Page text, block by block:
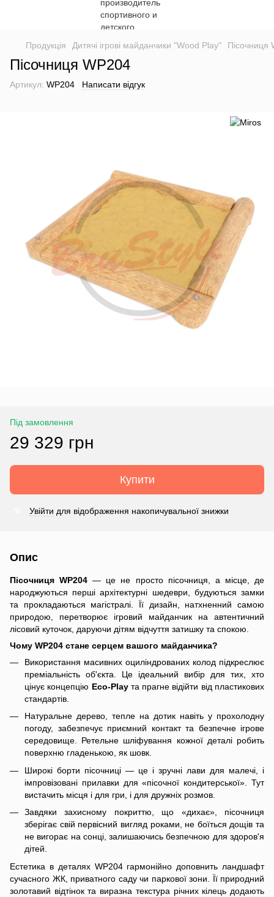
Продукція Дитячі ігрові майданчики "Wood Play" Пісочниця
Пісочниця WP204
Артикул: WP204 Написати відгук
Під замовлення
29 329 грн
Купити
Увійти для відображення накопичувальної знижки
Опис
Пісочниця WP204 — це не просто пісочниця, а місце, де
народжуються перші архітектурні шедеври, будуються замки
та прокладаються магістралі. Її дизайн, натхненний самою
природою, перетворює ігровий майданчик на автентичний
лісовий куточок, даруючи дітям відчуття затишку та спокою.
Чому WP204 стане серцем вашого майданчика?
Використання масивних оциліндрованих колод підкреслює
преміальність об'єкта. Це ідеальний вибір для тих, хто
цінує концепцію Eco-Playта прагне відійти від пластикових
стандартів.
Натуральне дерево, тепле на дотик навіть у прохолодну
погоду, забезпечує приємний контакт та безпечне ігрове
середовище. Ретельне шліфування кожної деталі робить
поверхню гладенькою, як шовк.
Широкі борти пісочниці — це і зручні лави для малечі, і
імпровізовані прилавки для «пісочної кондитерської». Тут
вистачить місця і для гри, і для дружніх розмов.
Завдяки захисному покриттю, що «дихає», пісочниця
зберігає свій первісний вигляд роками, не боїться дощів та
не вигорає на сонці, залишаючись безпечною для здоров'я
дітей.
Естетика в деталях WP204 гармонійно доповнить ландшафт
сучасного ЖК, приватного саду чи паркової зони. Її природний
золотавий відтінок та виразна текстура річних кілець додають